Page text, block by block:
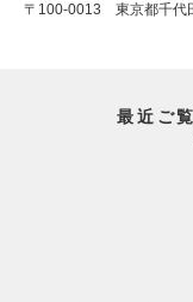
〒100-0013 東京都千代
最近ご